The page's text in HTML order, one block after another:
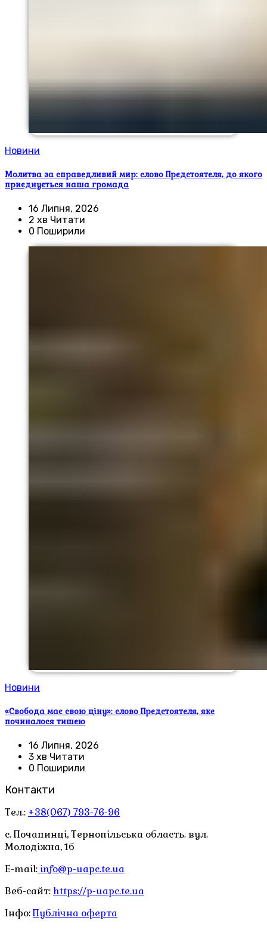
Новини
Молитва за справедливий мир: слово Предстоятеля, до якого
приєднується наша громада
16 Липня, 2026
2 хв Читати
0 Поширили
Новини
«Свобода має свою ціну»: слово Предстоятеля, яке
починалося тишею
16 Липня, 2026
3 хв Читати
0 Поширили
Контакти
Тел.: +38(067) 793-76-96
с. Почапинці, Тернопільська область. вул.
Молодіжна, 1б
E-mail: info@p-uapc.te.ua
Веб-сайт: https://p-uapc.te.ua
Інфо:Публічна оферта